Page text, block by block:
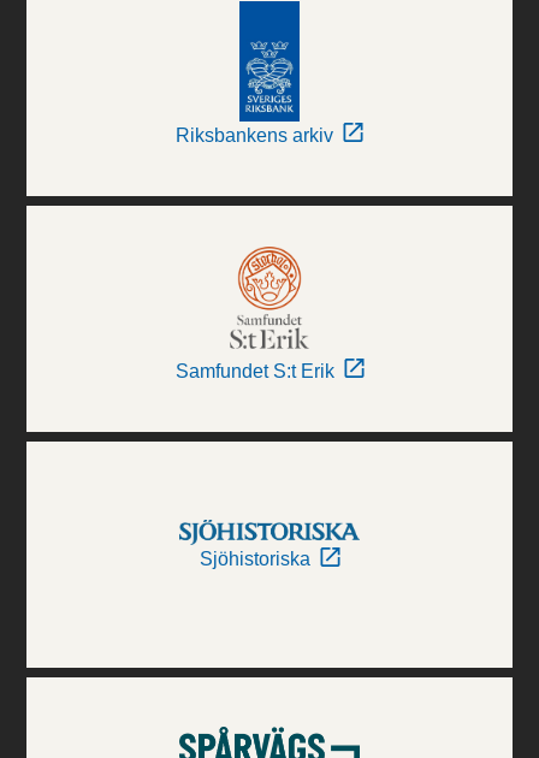
Riksbankens arkiv
Samfundet S:t Erik
Sjöhistoriska